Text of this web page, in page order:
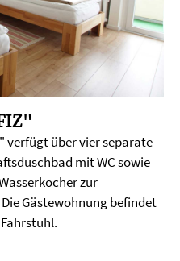
verfügt über vier separate
mit WC sowie
zur
Gästewohnung befindet